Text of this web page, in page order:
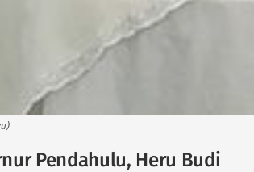
Pendahulu, Heru Budi